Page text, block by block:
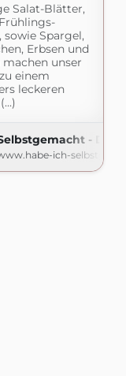
Salat-Blätter,
sowie Spargel,
Erbsen und
unser
einem
leckeren
- Der
ich-